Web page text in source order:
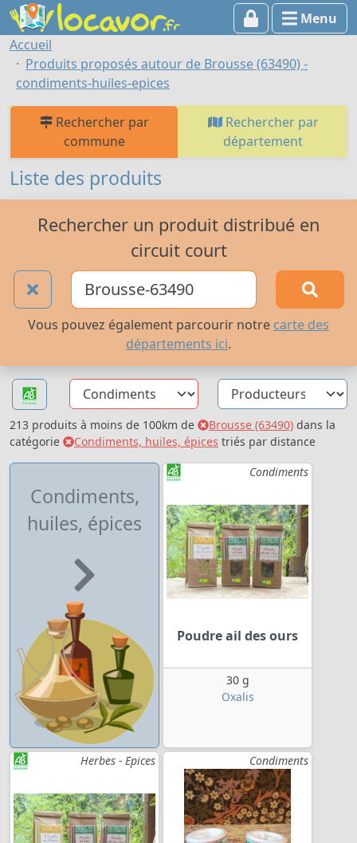
Menu
Accueil
Produits proposés autour de Brousse (63490) -
condiments-huiles-epices
Rechercher par
commune
Rechercher par
département
Liste des produits
Rechercher un produit distribué en
circuit court
Vous pouvez également parcourir notre carte des
départements ici.
213 produits à moins de 100km de Brousse (63490) dans la
catégorie
Condiments, huiles, épices triés par distance
Condiments,
huiles, épices
Condiments
Poudre ail des ours
30 g
Oxalis
Herbes - Epices Condiments